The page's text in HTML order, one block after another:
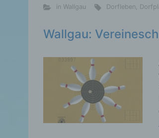
in Wallgau Dorfleben,
Wallgau: